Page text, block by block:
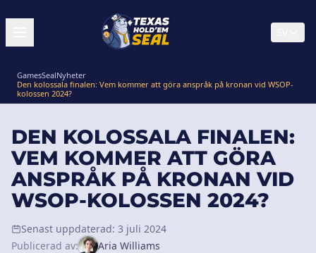
GamesSealNyheter
Den kolossala finalen: Vem kommer att göra anspråk på kronan vid WSOP-
kolossen 2024?
DEN KOLOSSALA FINALEN:
VEM KOMMER ATT GÖRA
ANSPRÅK PÅ KRONAN VID
WSOP-KOLOSSEN 2024?
Senast uppdaterad: 3 juli 2024
Publicerad av:
Aria Williams